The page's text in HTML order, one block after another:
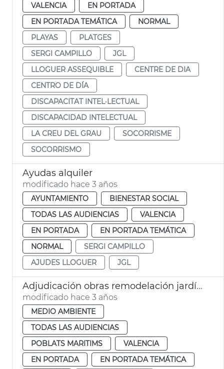
VALENCIA
EN PORTADA
EN PORTADA TEMÁTICA
NORMAL
PLAYAS
PLATGES
SERGI CAMPILLO
JGL
LLOGUER ASSEQUIBLE
CENTRE DE DIA
CENTRO DE DÍA
DISCAPACITAT INTEL·LECTUAL
DISCAPACIDAD INTELECTUAL
LA CREU DEL GRAU
SOCORRISME
SOCORRISMO
Ayudas alquiler
modificado hace 3 años
AYUNTAMIENTO
BIENESTAR SOCIAL
TODAS LAS AUDIENCIAS
VALENCIA
EN PORTADA
EN PORTADA TEMÁTICA
NORMAL
SERGI CAMPILLO
AJUDES LLOGUER
JGL
Adjudicación obras remodelación jardín Doctor Lluch
modificado hace 3 años
MEDIO AMBIENTE
TODAS LAS AUDIENCIAS
POBLATS MARITIMS
VALENCIA
EN PORTADA
EN PORTADA TEMÁTICA